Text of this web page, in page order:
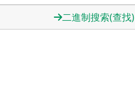
二進制搜索(查找)